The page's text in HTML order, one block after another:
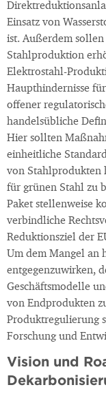
Einsatz von
ist. Außerdem
Stahlproduktion
Elektrostahl-
Haupthindernisse
offener
handelsübliche
Hier sollten
einheitliche
von Stahlprodukten
für grünen Stahl zu
Paket stellenweise
verbindliche
Reduktionsziel der
Um dem Mangel an
entgegenzuwirken,
Geschäftsmodelle
von Endprodukten
Produktregulierung
Forschung und
Vision und